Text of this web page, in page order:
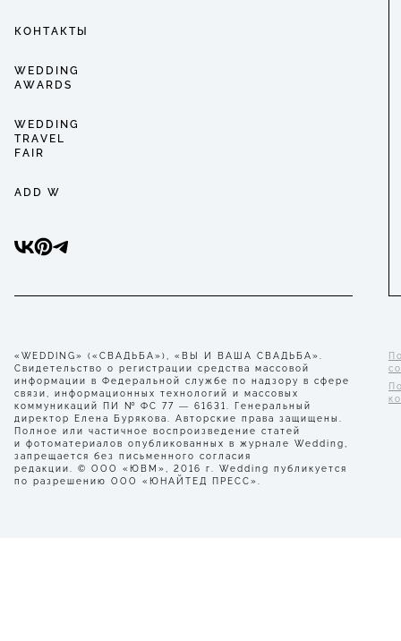
КОНТАКТЫ
WEDDING
AWARDS
WEDDING
TRAVEL
FAIR
ADD W
«WEDDING» («СВАДЬБА»), «ВЫ И ВАША СВАДЬБА».
Свидетельство о регистрации средства массовой
информации в Федеральной службе по надзору в сфере
связи, информационных технологий и массовых
коммуникаций ПИ № ФС 77 — 61631. Генеральный
директор Елена Бурякова. Авторские права защищены.
Полное или частичное воспроизведение статей
и фотоматериалов опубликованных в журнале Wedding,
запрещается без письменного согласия
редакции. © ООО «ЮВМ», 2016 г. Wedding публикуется
по разрешению ООО «ЮНАЙТЕД ПРЕСС».